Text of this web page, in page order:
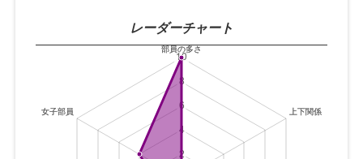
レーダーチャート